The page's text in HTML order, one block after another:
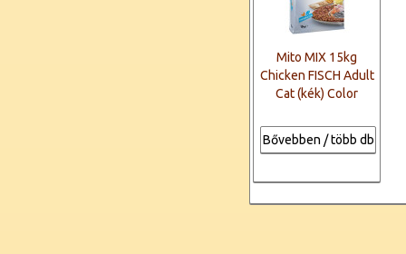
Mito MIX 15kg
Chicken FISCH Adult
Cat (kék) Color
Bővebben / több db